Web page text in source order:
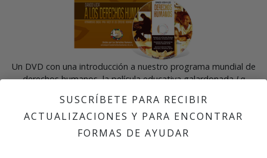
Un DVD con una introducción a nuestro programa mundial de
derechos humanos, la película educativa galardonadaLa
Historia de los Derechos Humanos;
público que ilustran cada uno de los artículos de la Declaración
Universal de los Derechos Humanos.
Solicita un Kit de Información de Unidos por los Derechos
SUSCRÍBETE PARA RECIBIR
ACTUALIZACIONES Y PARA ENCONTRAR
FORMAS DE AYUDAR